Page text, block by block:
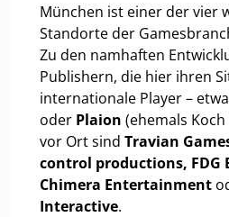
München ist einer der vier
Standorte der
Zu den namhaften
Publishern, die hier ihren
internationale Player – etwa
oder Plaion (ehemals
vor Ort sind Travian
control productions,
Chimera Entertainment
Interactive.